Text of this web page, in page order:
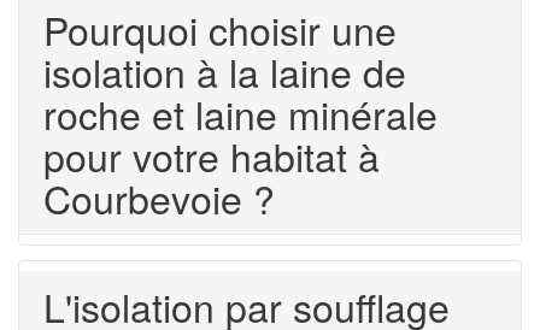
Pourquoi choisir une
isolation à la laine de
roche et laine minérale
pour votre habitat à
Courbevoie ?
L'isolation par soufflage